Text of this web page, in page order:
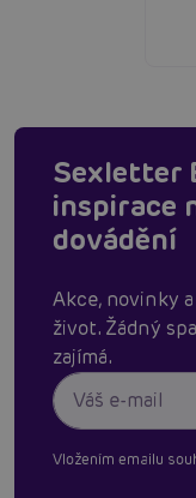
Sexletter
inspirace
dovádění
Akce, novinky
život. Žádný
zajímá.
Vložením emailu